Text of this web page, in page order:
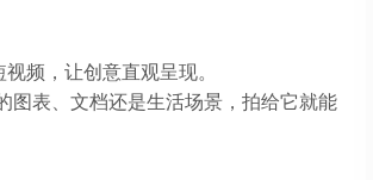
频，让创意直观呈现。
图表、文档还是生活场景，拍给它就能